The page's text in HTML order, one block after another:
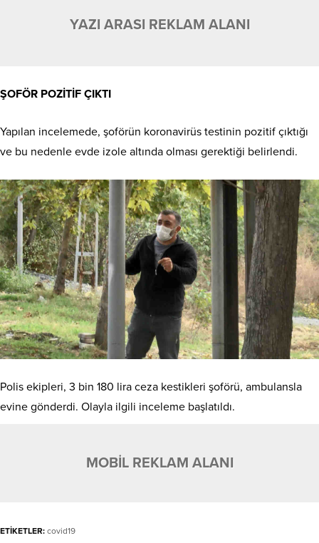
YAZI ARASI REKLAM ALANI
ŞOFÖR POZİTİF ÇIKTI
Yapılan incelemede, şoförün koronavirüs testinin pozitif çıktığı
ve bu nedenle evde izole altında olması gerektiği belirlendi.
Polis ekipleri, 3 bin 180 lira ceza kestikleri şoförü, ambulansla
evine gönderdi. Olayla ilgili inceleme başlatıldı.
MOBİL REKLAM ALANI
ETİKETLER: covid19